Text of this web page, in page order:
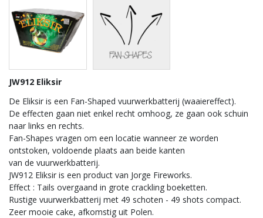
JW912 Eliksir
De Eliksir is een Fan-Shaped vuurwerkbatterij (waaiereffect).
De effecten gaan niet enkel recht omhoog, ze gaan ook schuin
naar links en rechts.
Fan-Shapes vragen om een locatie wanneer ze worden
ontstoken, voldoende plaats aan beide kanten
van de vuurwerkbatterij.
JW912 Eliksir is een product van Jorge Fireworks.
Effect : Tails overgaand in grote crackling boeketten.
Rustige vuurwerkbatterij met 49 schoten - 49 shots compact.
Zeer mooie cake, afkomstig uit Polen.